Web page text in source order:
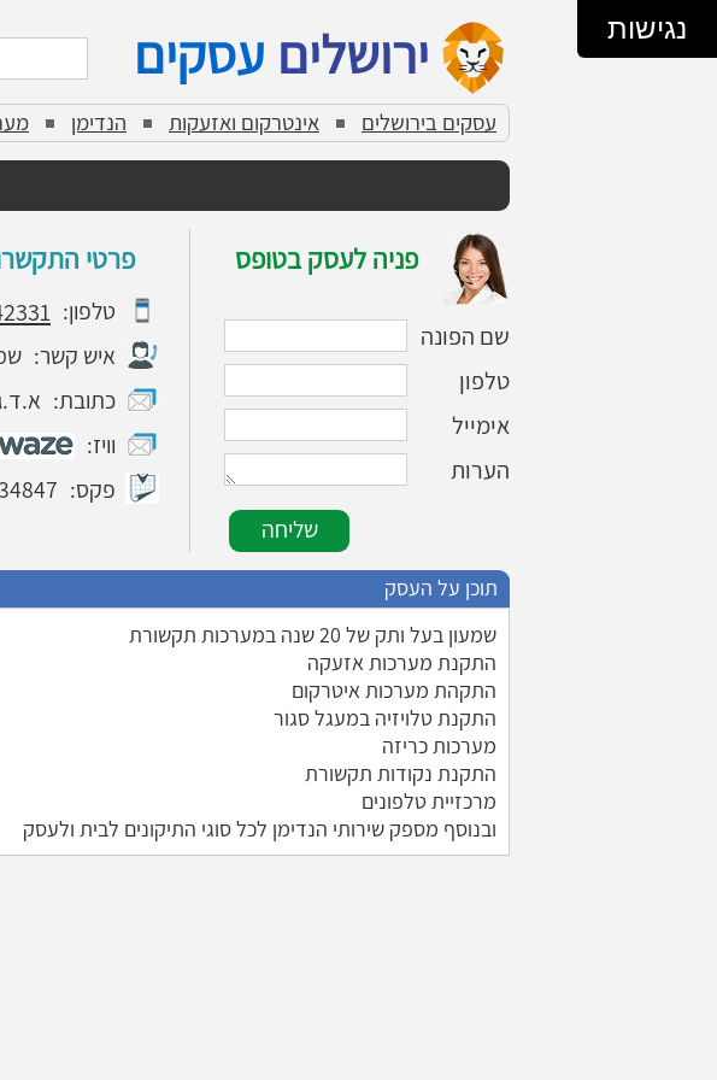
נגישות ירושלים עסקים
עסקים בירושלים אינטרקום ואזעקות הנדימן
פניה לעסק בטופס
שם הפונה
טלפון
אימייל
הערות
שליחה
פרטי
טלפון:
איש קשר:
כתובת:
וויז:
פקס:
תוכן על העסק
שמעון בעל ותק של 20 שנה במערכות תקשורת
התקנת מערכות אזעקה
התקהת מערכות איטרקום
התקנת טלויזיה במעגל סגור
מערכות כריזה
התקנת נקודות תקשורת
מרכזיית טלפונים
ובנוסף מספק שירותי הנדימן לכל סוגי התיקונים לבית ולעסק